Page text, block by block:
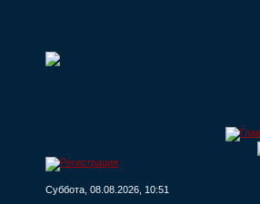
Суббота, 08.08.2026, 10:51